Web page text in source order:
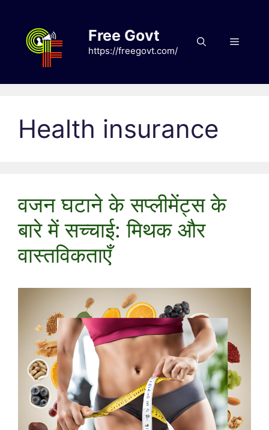
content
Free Govt
https://freegovt.com/
Menu
Health insurance
वजन घटाने के सप्लीमेंट्स के
बारे में सच्चाई: मिथक और
वास्तविकताएँ